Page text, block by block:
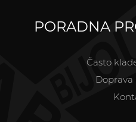
PORADNA
Často
Doprava